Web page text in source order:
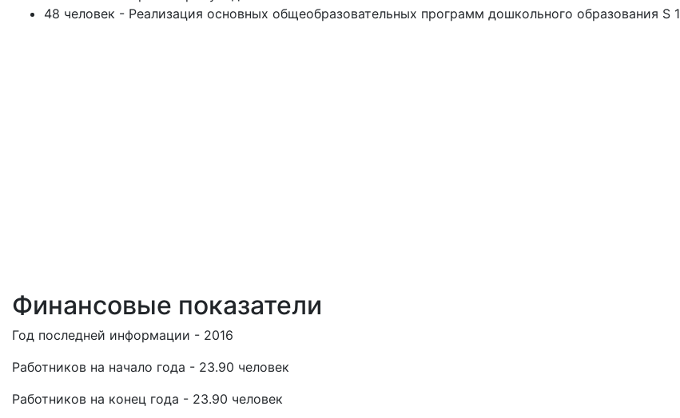
48 человек - Реализация основных общеобразовательных программ дошкольного образования S 1
Финансовые показатели
Год последней информации - 2016
Работников на начало года - 23.90 человек
Работников на конец года - 23.90 человек